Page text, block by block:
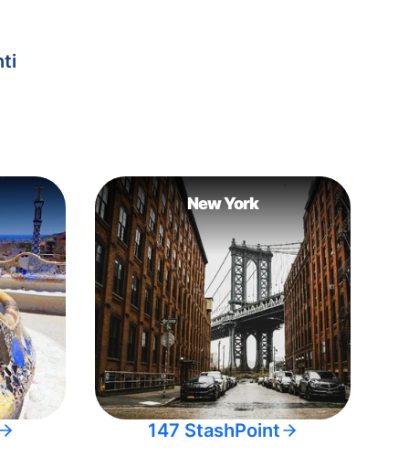
New York
147 StashPoint